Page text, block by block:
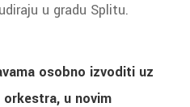
u gradu Splitu.
osobno izvoditi uz
u novim